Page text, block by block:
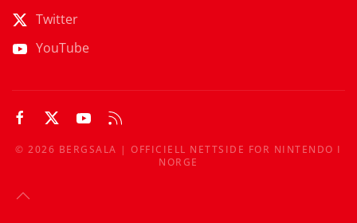
Twitter
YouTube
©2026 BERGSALA | OFFICIELL NETTSIDE FOR NINTENDO I
NORGE